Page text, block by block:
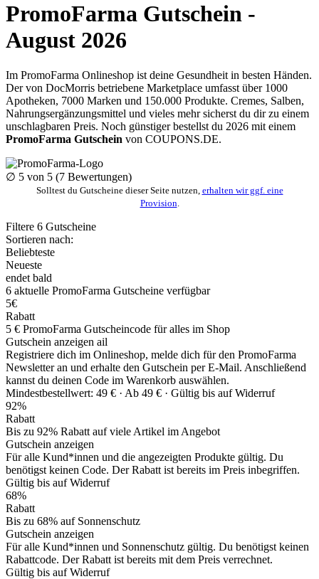
PromoFarma Gutschein -
August 2026
Im PromoFarma Onlineshop ist deine Gesundheit in besten Händen.
Der von DocMorris betriebene Marketplace umfasst über 1000
Apotheken, 7000 Marken und 150.000 Produkte. Cremes, Salben,
Nahrungsergänzungsmittel und vieles mehr sicherst du dir zu einem
unschlagbaren Preis. Noch günstiger bestellst du 2026 mit einem
PromoFarma Gutschein von COUPONS.DE.
∅ 5 von 5 (7 Bewertungen)
Solltest du Gutscheine dieser Seite nutzen, erhalten wir ggf. eine
Provision
Filtere 6 Gutscheine
Sortieren nach:
Beliebteste
Neueste
endet bald
6 aktuelle PromoFarma Gutscheine verfügbar
5€
Rabatt
5 € PromoFarma Gutscheincode für alles im Shop
Gutschein anzeigen ail
Registriere dich im Onlineshop, melde dich für den PromoFarma
Newsletter an und erhalte den Gutschein per E-Mail. Anschließend
kannst du deinen Code im Warenkorb auswählen.
Mindestbestellwert: 49 € · Ab 49 € · Gültig bis auf Widerruf
92%
Rabatt
Bis zu 92% Rabatt auf viele Artikel im Angebot
Gutschein anzeigen
Für alle Kund*innen und die angezeigten Produkte gültig. Du
benötigst keinen Code. Der Rabatt ist bereits im Preis inbegriffen.
Gültig bis auf Widerruf
68%
Rabatt
Bis zu 68% auf Sonnenschutz
Gutschein anzeigen
Für alle Kund*innen und Sonnenschutz gültig. Du benötigst keinen
Rabattcode. Der Rabatt ist bereits mit dem Preis verrechnet.
Gültig bis auf Widerruf